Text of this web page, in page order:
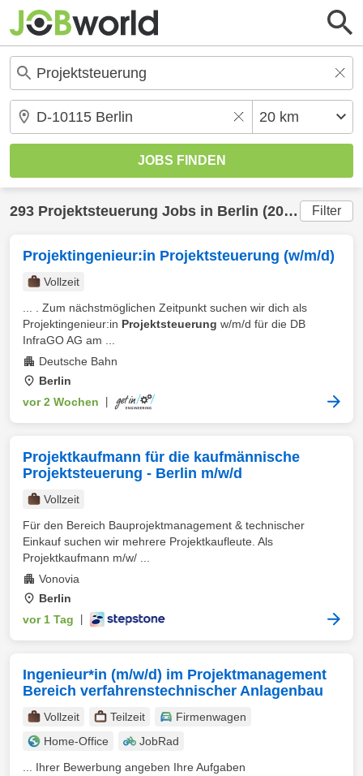
293 Projektsteuerung Jobs in Berlin (20 km) gefunden Filter
Projektingenieur:in Projektsteuerung (w/m/d)
Vollzeit
... . Zum nächstmöglichen Zeitpunkt suchen wir dich als
Projektingenieur:in Projektsteuerung w/m/d für die DB
InfraGO AG am ...
Deutsche Bahn
Berlin
vor 2 Wochen
Projektkaufmann für die kaufmännische
Projektsteuerung - Berlin m/w/d
Vollzeit
Für den Bereich Bauprojektmanagement & technischer
Einkauf suchen wir mehrere Projektkaufleute. Als
Projektkaufmann m/w/ ...
Vonovia
Berlin
vor 1 Tag
Ingenieur*in (m/w/d) im Projektmanagement
Bereich verfahrenstechnischer Anlagenbau
Vollzeit Teilzeit
Firmenwagen
Home-Office
JobRad
... Ihrer Bewerbung angeben Ihre Aufgaben